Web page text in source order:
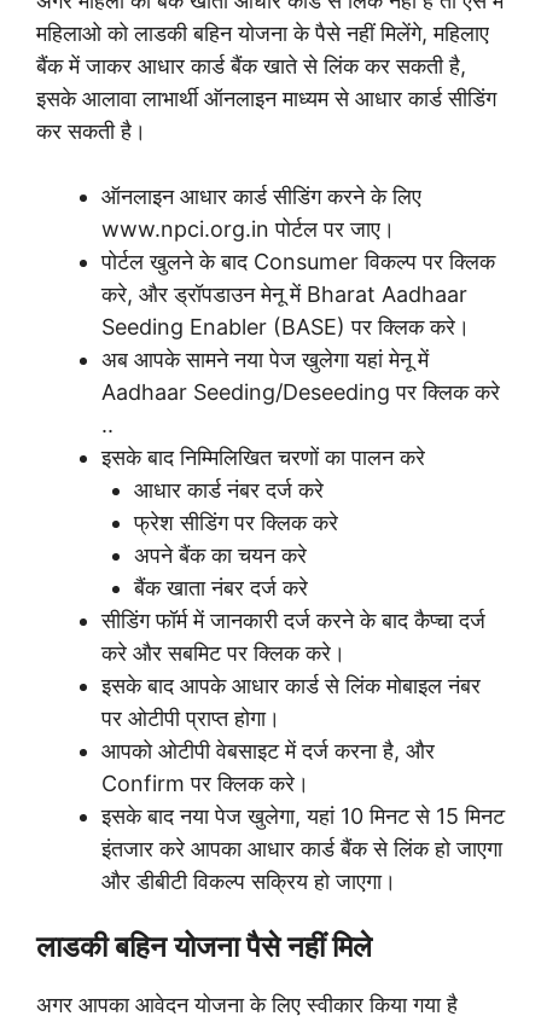
महिलाओ को लाडकी बहिन योजना के पैसे नहीं मिलेंगे, महिलाए
बैंक में जाकर आधार कार्ड बैंक खाते से लिंक कर सकती है,
इसके आलावा लाभार्थी ऑनलाइन माध्यम से आधार कार्ड सीडिंग
कर सकती है।
ऑनलाइन आधार कार्ड सीडिंग करने के लिए
www.npci.org.in पोर्टल पर जाए।
पोर्टल खुलने के बाद Consumer विकल्प पर क्लिक
करे, और ड्रॉपडाउन मेनू में Bharat Aadhaar
Seeding Enabler (BASE) पर क्लिक करे।
अब आपके सामने नया पेज खुलेगा यहां मेनू में
Aadhaar Seeding/Deseeding पर क्लिक करे
..
इसके बाद निम्मिलिखित चरणों का पालन करे
आधार कार्ड नंबर दर्ज करे
फ्रेश सीडिंग पर क्लिक करे
अपने बैंक का चयन करे
बैंक खाता नंबर दर्ज करे
सीडिंग फॉर्म में जानकारी दर्ज करने के बाद कैप्चा दर्ज
करे और सबमिट पर क्लिक करे।
इसके बाद आपके आधार कार्ड से लिंक मोबाइल नंबर
पर ओटीपी प्राप्त होगा।
आपको ओटीपी वेबसाइट में दर्ज करना है, और
Confirm पर क्लिक करे।
इसके बाद नया पेज खुलेगा, यहां 10 मिनट से 15 मिनट
इंतजार करे आपका आधार कार्ड बैंक से लिंक हो जाएगा
और डीबीटी विकल्प सक्रिय हो जाएगा।
लाडकी बहिन योजना पैसे नहीं मिले
अगर आपका आवेदन योजना के लिए स्वीकार किया गया है